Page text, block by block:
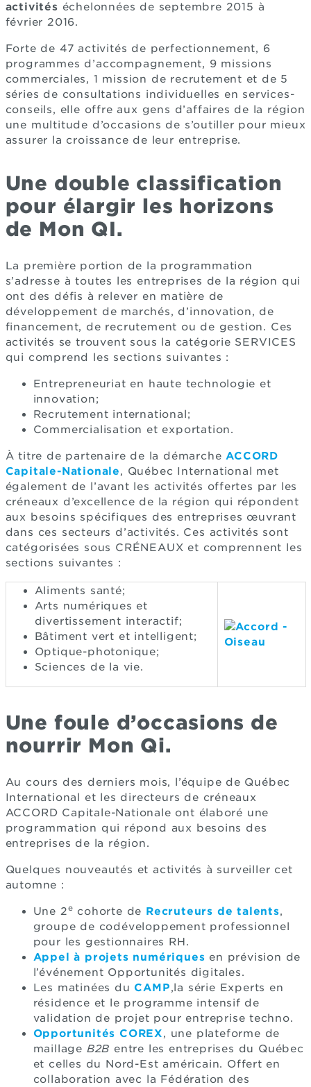
activités échelonnées de septembre 2015 à
février 2016.
Forte de 47 activités de perfectionnement, 6
programmes d’accompagnement, 9 missions
commerciales, 1 mission de recrutement et de 5
séries de consultations individuelles en services-
conseils, elle offre aux gens d’affaires de la région
une multitude d’occasions de s’outiller pour mieux
assurer la croissance de leur entreprise.
Une double classification
pour élargir les horizons
de Mon QI.
La première portion de la programmation
s’adresse à toutes les entreprises de la région qui
ont des défis à relever en matière de
développement de marchés, d’innovation, de
financement, de recrutement ou de gestion. Ces
activités se trouvent sous la catégorie SERVICES
qui comprend les sections suivantes :
Entrepreneuriat en haute technologie et
innovation;
Recrutement international;
Commercialisation et exportation.
À titre de partenaire de la démarcheACCORD
Capitale-Nationale, Québec International met
également de l’avant les activités offertes par les
créneaux d’excellence de la région qui répondent
aux besoins spécifiques des entreprises œuvrant
dans ces secteurs d’activités. Ces activités sont
catégorisées sous CRÉNEAUX et comprennent les
sections suivantes :
Aliments santé;
Arts numériques et
divertissement interactif;
Bâtiment vert et intelligent;
Optique-photonique;
Sciences de la vie.
Une foule d’occasions de
nourrir Mon Qi.
Au cours des derniers mois, l’équipe de Québec
International et les directeurs de créneaux
ACCORD Capitale-Nationale ont élaboré une
programmation qui répond aux besoins des
entreprises de la région.
Quelques nouveautés et activités à surveiller cet
automne :
Une 2e cohorte de Recruteurs de talents,
groupe de codéveloppement professionnel
pour les gestionnaires RH.
Appel à projets numériques en prévision de
l’événement Opportunités digitales.
Les matinées du CAMP,la série Experts en
résidence et le programme intensif de
validation de projet pour entreprise techno.
Opportunités COREX, une plateforme de
maillage B2B entre les entreprises du Québec
et celles du Nord-Est américain. Offert en
collaboration avec la Fédération des